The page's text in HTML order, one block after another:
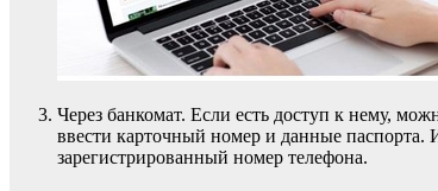
Через банкомат. Если есть доступ к нему,
ввести карточный номер и данные паспорта.
зарегистрированный номер телефона.